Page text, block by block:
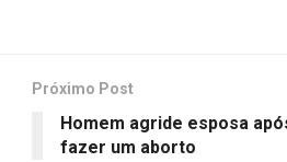
Próximo Post
Homem agride esposa
fazer um aborto